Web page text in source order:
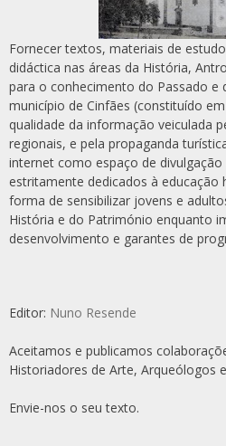
Fornecer textos, materiais de
didáctica nas áreas da História,
para o conhecimento do Passado e
município de Cinfães (constituído
qualidade da informação veiculada
regionais, e pela propaganda
internet como espaço de
estritamente dedicados à educação
forma de sensibilizar jovens e
História e do Património enquanto
desenvolvimento e garantes de
Editor: Nuno Resende
Aceitamos e publicamos
Historiadores de Arte, Arqueólogos
Envie-nos o seu texto.